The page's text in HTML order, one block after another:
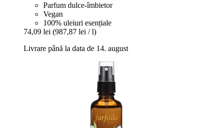
Parfum dulce-îmbietor
Vegan
100% uleiuri esențiale
74,09 lei (987,87 lei / l)
Livrare până la data de 14. august